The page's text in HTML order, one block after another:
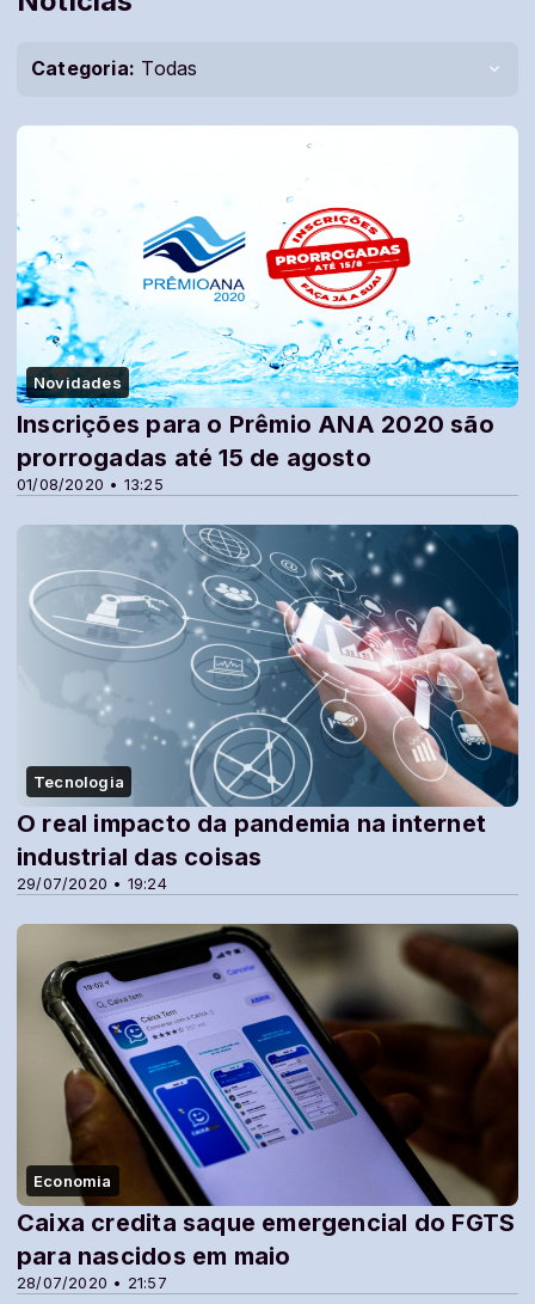
Categoria: Todas
Novidades
01/08/2020 • 13:25
Inscrições para o Prêmio ANA 2020 são
prorrogadas até 15 de agosto
Tecnologia
29/07/2020 • 19:24
O real impacto da pandemia na internet
industrial das coisas
Economia
28/07/2020 • 21:57
Caixa credita saque emergencial do FGTS
para nascidos em maio